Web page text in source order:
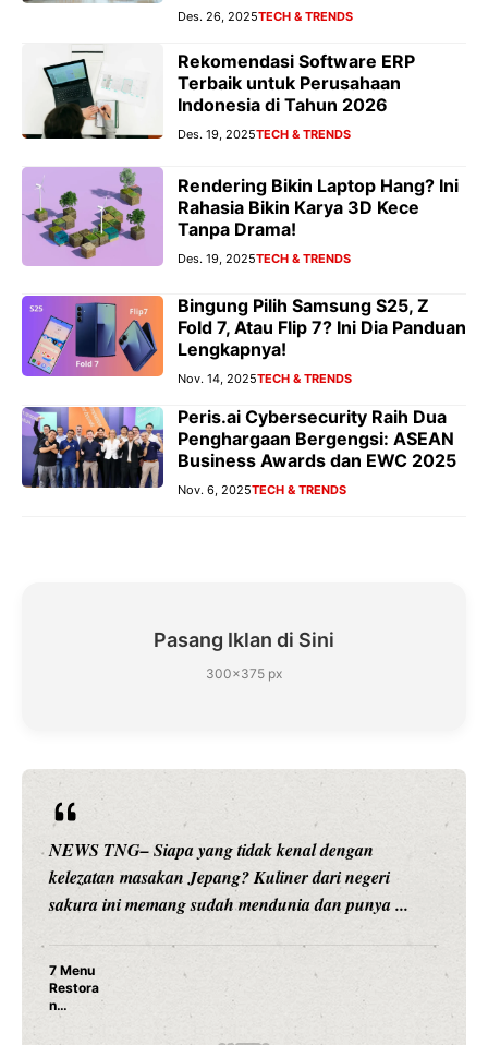
Des. 26, 2025TECH & TRENDS
Rekomendasi Software ERP
Terbaik untuk Perusahaan
Indonesia di Tahun 2026
Des. 19, 2025TECH & TRENDS
Rendering Bikin Laptop Hang? Ini
Rahasia Bikin Karya 3D Kece
Tanpa Drama!
Des. 19, 2025TECH & TRENDS
Bingung Pilih Samsung S25, Z
Fold 7, Atau Flip 7? Ini Dia Panduan
Lengkapnya!
Nov. 14, 2025TECH & TRENDS
Peris.ai Cybersecurity Raih Dua
Penghargaan Bergengsi: ASEAN
Business Awards dan EWC 2025
Nov. 6, 2025TECH & TRENDS
Pasang Iklan di Sini
300×375 px
NEWS TNG– Siapa yang tidak kenal dengan
kelezatan masakan Jepang? Kuliner dari negeri
sakura ini memang sudah mendunia dan punya ...
7 Menu
Restora
n
Jepang